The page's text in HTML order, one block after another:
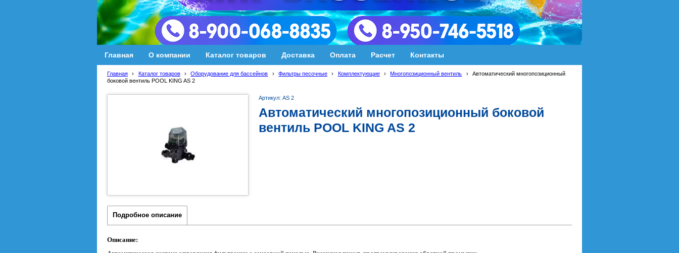
Главная О компании Каталог товаров Доставка Оплата Расчет Контакты
Главная › Каталог товаров › Оборудование для бассейнов › Фильтры песочные › Комплектующие › Многопозиционный вентиль ›
Автоматический многопозиционный
боковой вентиль POOL KING AS 2
Артикул: AS 2
Автоматический многопозиционный боковой
вентиль POOL KING AS 2
Подробное описание
Описание: